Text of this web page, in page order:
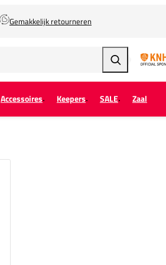
Gemakkelijk retourneren
Zoeken
Accessoires Keepers SALE Zaal